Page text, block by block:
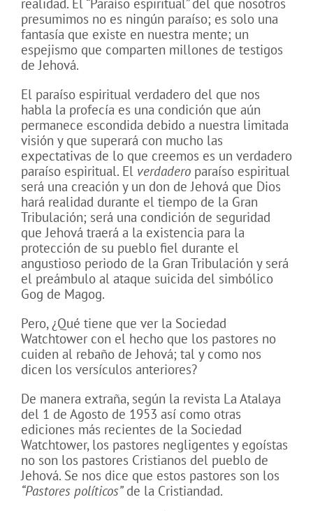
realidad. El “Paraíso espiritual” del que nosotros
presumimos no es ningún paraíso; es solo una
fantasía que existe en nuestra mente; un
espejismo que comparten millones de testigos
de Jehová.
El paraíso espiritual verdadero del que nos
habla la profecía es una condición que aún
permanece escondida debido a nuestra limitada
visión y que superará con mucho las
expectativas de lo que creemos es un verdadero
paraíso espiritual. El verdadero paraíso espiritual
será una creación y un don de Jehová que Dios
hará realidad durante el tiempo de la Gran
Tribulación; será una condición de seguridad
que Jehová traerá a la existencia para la
protección de su pueblo fiel durante el
angustioso periodo de la Gran Tribulación y será
el preámbulo al ataque suicida del simbólico
Gog de Magog.
Pero, ¿Qué tiene que ver la Sociedad
Watchtower con el hecho que los pastores no
cuiden al rebaño de Jehová; tal y como nos
dicen los versículos anteriores?
De manera extraña, según la revista La Atalaya
del 1 de Agosto de 1953 así como otras
ediciones más recientes de la Sociedad
Watchtower, los pastores negligentes y egoístas
no son los pastores Cristianos del pueblo de
Jehová. Se nos dice que estos pastores son los
“Pastores políticos”de la Cristiandad.